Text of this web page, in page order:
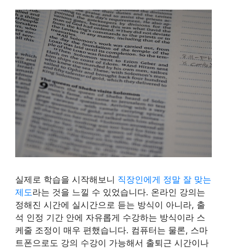
실제로 학습을 시작해보니 직장인에게 정말 잘 맞는
제도라는 것을 느낄 수 있었습니다. 온라인 강의는
정해진 시간에 실시간으로 듣는 방식이 아니라, 출
석 인정 기간 안에 자유롭게 수강하는 방식이라 스
케줄 조정이 매우 편했습니다. 컴퓨터는 물론, 스마
트폰으로도 강의 수강이 가능해서 출퇴근 시간이나